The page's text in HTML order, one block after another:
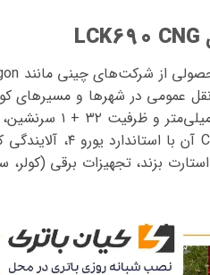
LCK690 CNG
استارت بزند، تجهیزات برقی
نمایشگر
ویدیو